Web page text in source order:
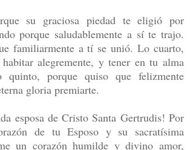
su graciosa piedad te eligió por
porque saludablemente a sí te trajo.
familiarmente a tí se unió. Lo cuarto,
alegremente, y tener en tu alma
quinto, porque quiso que felizmente
gloria premiarte.
esposa de Cristo Santa Gertrudis! Por
de tu Esposo y su sacratísima
un corazón humilde y divino amor,